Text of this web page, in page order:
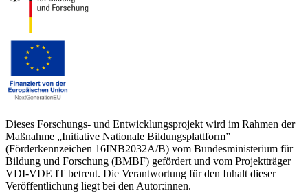
Dieses Forschungs- und Entwicklungsprojekt wird im Rahmen der
Maßnahme „Initiative Nationale Bildungsplattform”
(Förderkennzeichen 16INB2032A/B) vom Bundesministerium für
Bildung und Forschung (BMBF) gefördert und vom Projektträger
VDI-VDE IT betreut. Die Verantwortung für den Inhalt dieser
Veröffentlichung liegt bei den Autor:innen.